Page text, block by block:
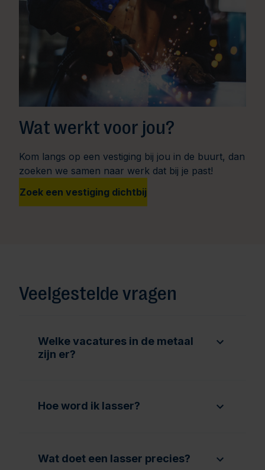
Wat werkt voor jou?​
Kom langs op een vestiging bij jou in de buurt, dan
zoeken we samen naar werk dat bij je past!
Zoek een vestiging dichtbij
Veelgestelde vragen
Welke vacatures in de metaal
zijn er?
Hoe word ik lasser?
Wat doet een lasser precies?